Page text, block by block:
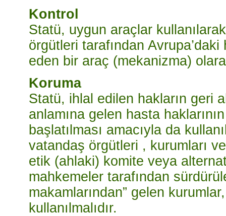
Kontrol
Statü, uygun araçlar
örgütleri tarafından
eden bir araç (mekanizma)
Koruma
Statü, ihlal edilen hakların geri
anlamına gelen hasta
başlatılması amacıyla da
vatandaş örgütleri , kurumları
etik (ahlaki) komite veya
mahkemeler tarafından
makamlarından” gelen
kullanılmalıdır.